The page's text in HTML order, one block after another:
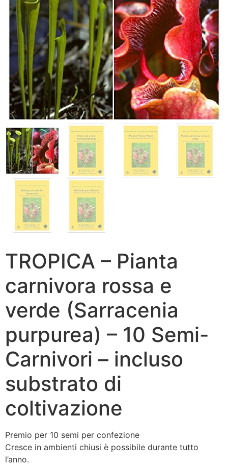
TROPICA – Pianta
carnivora rossa e
verde (Sarracenia
purpurea) – 10 Semi-
Carnivori – incluso
substrato di
coltivazione
Premio per 10 semi per confezione
Cresce in ambienti chiusi è possibile durante tutto
l’anno.